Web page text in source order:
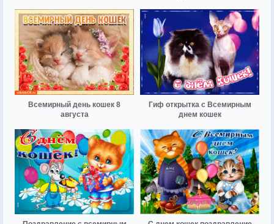
Всемирный день кошек 8
августа
Гиф открытка с Всемирным
днем кошек